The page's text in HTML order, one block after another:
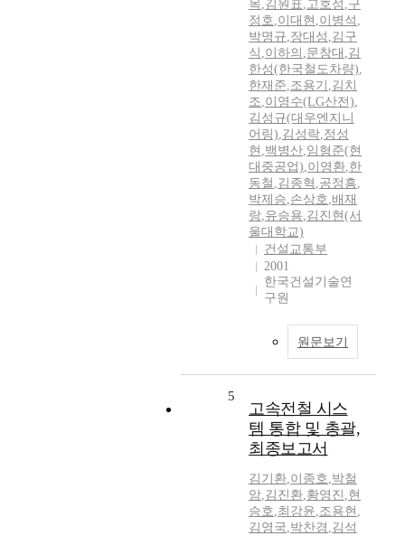
목,김원표,고호성 ,구
정호,이대현 ,이병석 ,
박명규,장대성 ,김구
식 ,이하의 ,문창대 ,김
한성(한국철도차량),
한재준,조용기 ,김치
조,이영수(LG산전),
김성규(대우엔지니
어링),김성락,정성
현 ,백병산,임형준(현
대중공업),이영환,한
동철 ,김종혁 ,공정흥,
박제승,손상호,배재
랑,유승용,김진현(서
울대학교)
건설교통부
2001
한국건설기술연
구원
원문보기
5
고속전철 시스
템 통합 및 총괄,
최종보고서
김기환,이종호,박철
암,김진환,황영진 ,현
승호,최강윤,조용현 ,
김영국,박찬경 ,김석